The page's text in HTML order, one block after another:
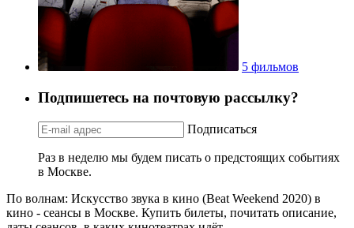
5 фильмов
Подпишетесь на почтовую рассылку?
Подписаться
Раз в неделю мы будем писать о предстоящих событиях
в Москве.
По волнам: Искусство звука в кино (Beat Weekend 2020) в
кино - сеансы в Москве. Купить билеты, почитать описание,